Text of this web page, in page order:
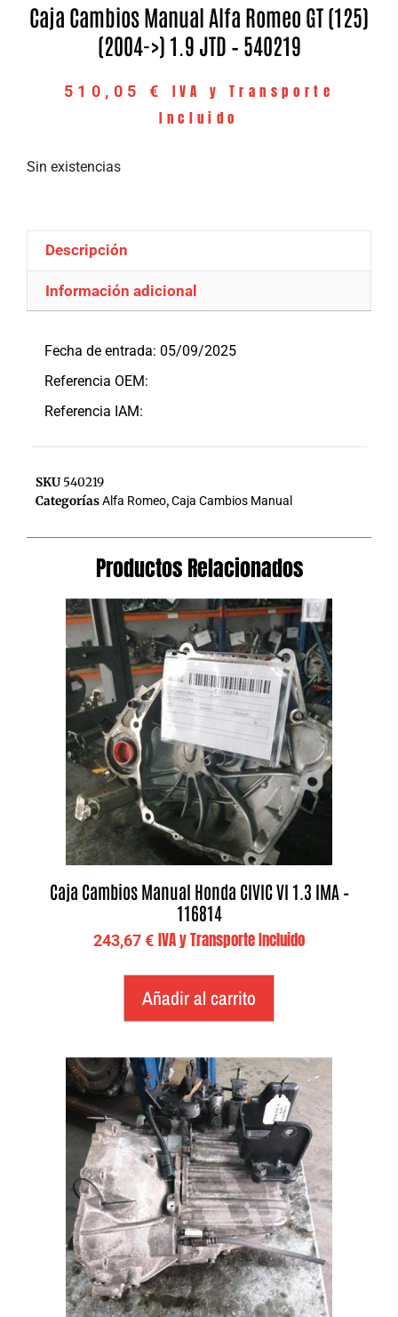
Caja Cambios Manual Alfa Romeo GT (125)
(2004->) 1.9 JTD – 540219
510,05 €
IVA y Transporte
Incluido
Sin existencias
Descripción
Información adicional
Fecha de entrada: 05/09/2025
Referencia OEM:
Referencia IAM:
SKU 540219
CategoríasAlfa Romeo,Caja Cambios Manual
Productos Relacionados
Caja Cambios Manual Honda CIVIC VI 1.3 IMA –
116814
243,67€ IVA y Transporte Incluido
Añadir al carrito